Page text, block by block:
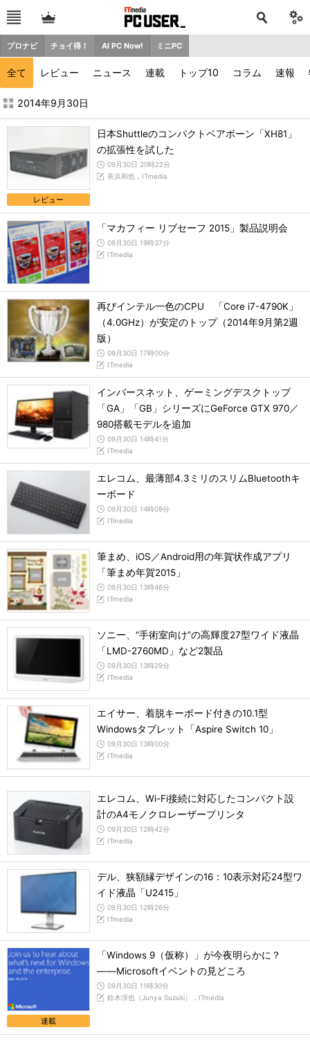
プロナビ チョイ得！ AI PC Now! ミニPC
全て レビュー ニュース 連載 トップ10 コラム 速報
2014年9月の記事一覧 - ITmedia PC USER
2014年9月30日
レビュー
日本Shuttleのコンパクトベアボーン「XH81」
の拡張性を試した
09月30日 20時22分
長浜和也，ITmedia
「マカフィー リブセーフ 2015」製品説明会
09月30日 19時37分
ITmedia
再びインテル一色のCPU 「Core i7-4790K」
（4.0GHz）が安定のトップ（2014年9月第2週
版）
09月30日 17時00分
ITmedia
インバースネット、ゲーミングデスクトップ
「GA」「GB」シリーズにGeForce GTX 970／
980搭載モデルを追加
09月30日 14時41分
ITmedia
エレコム、最薄部4.3ミリのスリムBluetoothキ
ーボード
09月30日 14時09分
ITmedia
筆まめ、iOS／Android用の年賀状作成アプリ
「筆まめ年賀2015」
09月30日 13時46分
ITmedia
ソニー、“手術室向け”の高輝度27型ワイド液晶
「LMD-2760MD」など2製品
09月30日 13時29分
ITmedia
エイサー、着脱キーボード付きの10.1型
Windowsタブレット「Aspire Switch 10」
09月30日 13時00分
ITmedia
エレコム、Wi-Fi接続に対応したコンパクト設
計のA4モノクロレーザープリンタ
09月30日 12時42分
ITmedia
デル、狭額縁デザインの16：10表示対応24型ワ
イド液晶「U2415」
09月30日 12時26分
ITmedia
連載
「Windows 9（仮称）」が今夜明らかに？
――Microsoftイベントの見どころ
09月30日 11時30分
鈴木淳也（Junya Suzuki），ITmedia